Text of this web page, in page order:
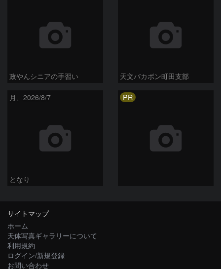
政やんシニアの手習い 天文バカボン町田支部
月、2026/8/7
となり
PR
サイトマップ
ホーム
天体写真ギャラリーについて
利用規約
ログイン/新規登録
お問い合わせ